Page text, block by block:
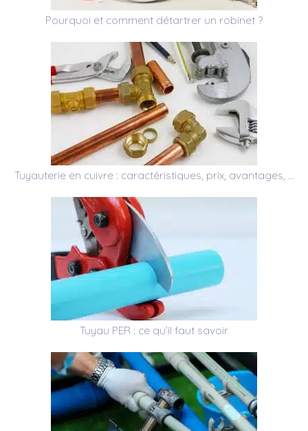
Pourquoi et comment détartrer un robinet ?
Tuyauterie en cuivre : caractéristiques, prix, avantages, …
Tuyau PER : ce qu’il faut savoir